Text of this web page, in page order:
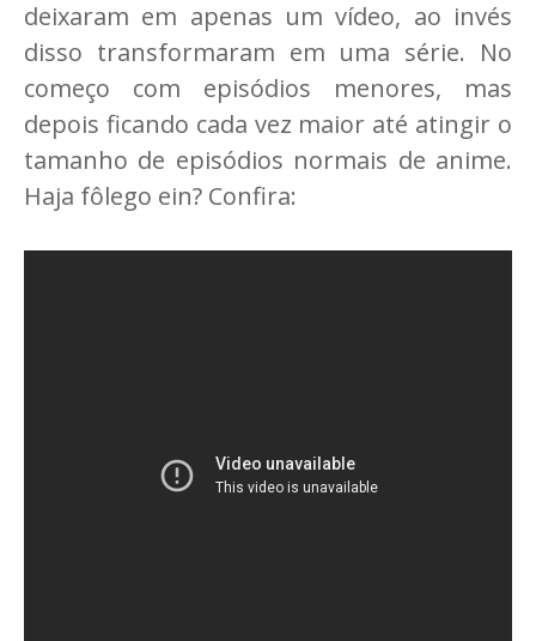
deixaram em apenas um vídeo, ao invés
disso transformaram em uma série. No
começo com episódios menores, mas
depois ficando cada vez maior até atingir o
tamanho de episódios normais de anime.
Haja fôlego ein? Confira: